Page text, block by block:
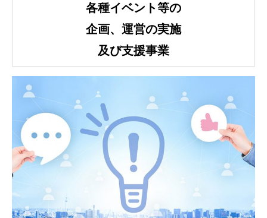
各種イベント等の
企画、運営の実施
及び支援事業